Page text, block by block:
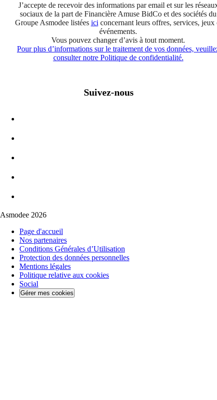
J’accepte de recevoir des informations par email et sur les
sociaux de la part de Financière Amuse BidCo et des sociétés du
Groupe Asmodee listées ici concernant leurs offres, services, jeux
événements.
Vous pouvez changer d’avis à tout moment.
Pour plus d’informations sur le traitement de vos données,
consulter notre Politique de confidentialité.
Suivez-nous
Asmodee 2026
Page d'accueil
Nos partenaires
Conditions Générales d’Utilisation
Protection des données personnelles
Mentions légales
Politique relative aux cookies
Social
Gérer mes cookies